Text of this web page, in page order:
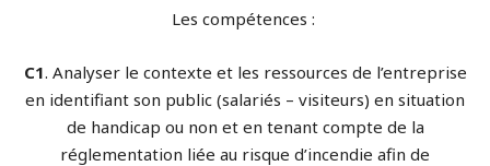
Les compétences :
C1. Analyser le contexte et les ressources de l’entreprise
en identifiant son public (salariés – visiteurs) en situation
de handicap ou non et en tenant compte de la
réglementation liée au risque d’incendie afin de